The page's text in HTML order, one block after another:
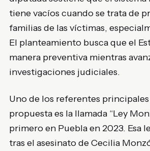
tiene vacíos cuando se trata de
familias de las víctimas,
El planteamiento busca que el
manera preventiva mientras
investigaciones judiciales.
Uno de los referentes
propuesta es la llamada “Ley
primero en Puebla en 2023. Esa
tras el asesinato deCecilia